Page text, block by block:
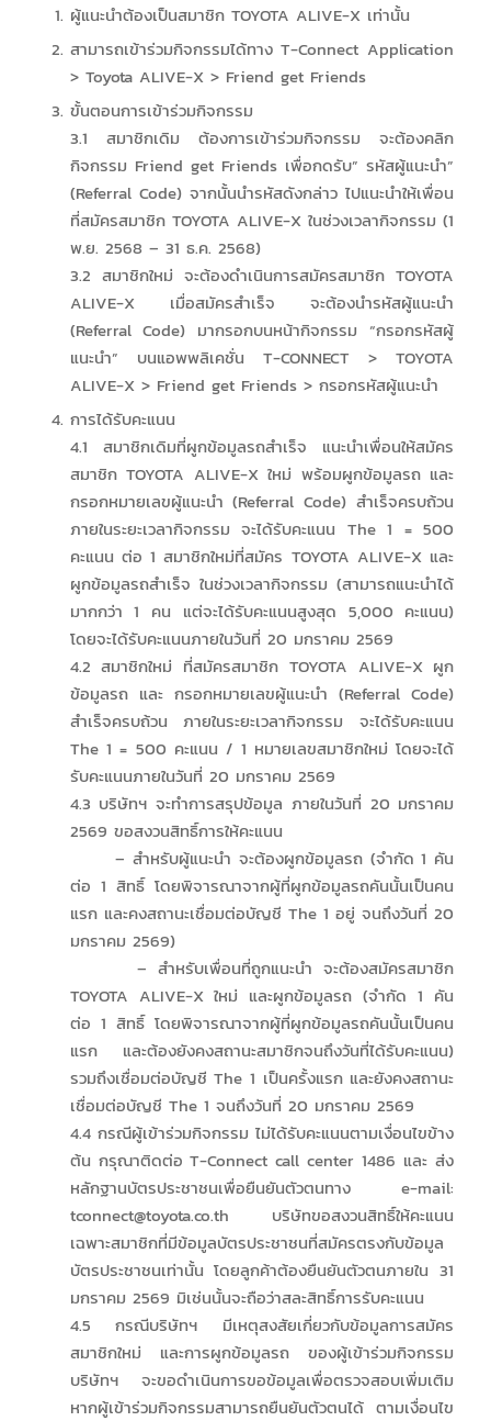
ผู้แนะนำต้องเป็นสมาชิก TOYOTA ALIVE-X เท่านั้น
สามารถเข้าร่วมกิจกรรมได้ทาง T-Connect Application
> Toyota ALIVE-X > Friend get Friends
ขั้นตอนการเข้าร่วมกิจกรรม
3.1 สมาชิกเดิม ต้องการเข้าร่วมกิจกรรม จะต้องคลิก
กิจกรรม Friend get Friends เพื่อกดรับ” รหัสผู้แนะนำ”
(Referral Code) จากนั้นนำรหัสดังกล่าว ไปแนะนำให้เพื่อน
ที่สมัครสมาชิก TOYOTA ALIVE-X ในช่วงเวลากิจกรรม (1
พ.ย. 2568 – 31 ธ.ค. 2568)
3.2 สมาชิกใหม่ จะต้องดำเนินการสมัครสมาชิก TOYOTA
ALIVE-X เมื่อสมัครสำเร็จ จะต้องนำรหัสผู้แนะนำ
(Referral Code) มากรอกบนหน้ากิจกรรม “กรอกรหัสผู้
แนะนำ” บนแอพพลิเคชั่น T-CONNECT > TOYOTA
ALIVE-X > Friend get Friends > กรอกรหัสผู้แนะนำ
การได้รับคะแนน
4.1 สมาชิกเดิมที่ผูกข้อมูลรถสำเร็จ แนะนำเพื่อนให้สมัคร
สมาชิก TOYOTA ALIVE-X ใหม่ พร้อมผูกข้อมูลรถ และ
กรอกหมายเลขผู้แนะนำ (Referral Code) สำเร็จครบถ้วน
ภายในระยะเวลากิจกรรม จะได้รับคะแนน The 1 = 500
คะแนน ต่อ 1 สมาชิกใหม่ที่สมัคร TOYOTA ALIVE-X และ
ผูกข้อมูลรถสำเร็จ ในช่วงเวลากิจกรรม (สามารถแนะนำได้
มากกว่า 1 คน แต่จะได้รับคะแนนสูงสุด 5,000 คะแนน)
โดยจะได้รับคะแนนภายในวันที่ 20 มกราคม 2569
4.2 สมาชิกใหม่ ที่สมัครสมาชิก TOYOTA ALIVE-X ผูก
ข้อมูลรถ และ กรอกหมายเลขผู้แนะนำ (Referral Code)
สำเร็จครบถ้วน ภายในระยะเวลากิจกรรม จะได้รับคะแนน
The 1 = 500 คะแนน / 1 หมายเลขสมาชิกใหม่ โดยจะได้
รับคะแนนภายในวันที่ 20 มกราคม 2569
4.3 บริษัทฯ จะทำการสรุปข้อมูล ภายในวันที่ 20 มกราคม
2569 ขอสงวนสิทธิ์การให้คะแนน
– สำหรับผู้แนะนำ จะต้องผูกข้อมูลรถ (จำกัด 1 คัน
ต่อ 1 สิทธิ์ โดยพิจารณาจากผู้ที่ผูกข้อมูลรถคันนั้นเป็นคน
แรก และคงสถานะเชื่อมต่อบัญชี The 1 อยู่ จนถึงวันที่ 20
มกราคม 2569)
– สำหรับเพื่อนที่ถูกแนะนำ จะต้องสมัครสมาชิก
TOYOTA ALIVE-X ใหม่ และผูกข้อมูลรถ (จำกัด 1 คัน
ต่อ 1 สิทธิ์ โดยพิจารณาจากผู้ที่ผูกข้อมูลรถคันนั้นเป็นคน
แรก และต้องยังคงสถานะสมาชิกจนถึงวันที่ได้รับคะแนน)
รวมถึงเชื่อมต่อบัญชี The 1 เป็นครั้งแรก และยังคงสถานะ
เชื่อมต่อบัญชี The 1 จนถึงวันที่ 20 มกราคม 2569
4.4 กรณีผู้เข้าร่วมกิจกรรม ไม่ได้รับคะแนนตามเงื่อนไขข้าง
ต้น กรุณาติดต่อ T-Connect call center 1486 และ ส่ง
หลักฐานบัตรประชาชนเพื่อยืนยันตัวตนทาง e-mail:
tconnect@toyota.co.th บริษัทขอสงวนสิทธิ์ให้คะแนน
เฉพาะสมาชิกที่มีข้อมูลบัตรประชาชนที่สมัครตรงกับข้อมูล
บัตรประชาชนเท่านั้น โดยลูกค้าต้องยืนยันตัวตนภายใน 31
มกราคม 2569 มิเช่นนั้นจะถือว่าสละสิทธิ์การรับคะแนน
4.5 กรณีบริษัทฯ มีเหตุสงสัยเกี่ยวกับข้อมูลการสมัคร
สมาชิกใหม่ และการผูกข้อมูลรถ ของผู้เข้าร่วมกิจกรรม
บริษัทฯ จะขอดำเนินการขอข้อมูลเพื่อตรวจสอบเพิ่มเติม
หากผู้เข้าร่วมกิจกรรมสามารถยืนยันตัวตนได้ ตามเงื่อนไข